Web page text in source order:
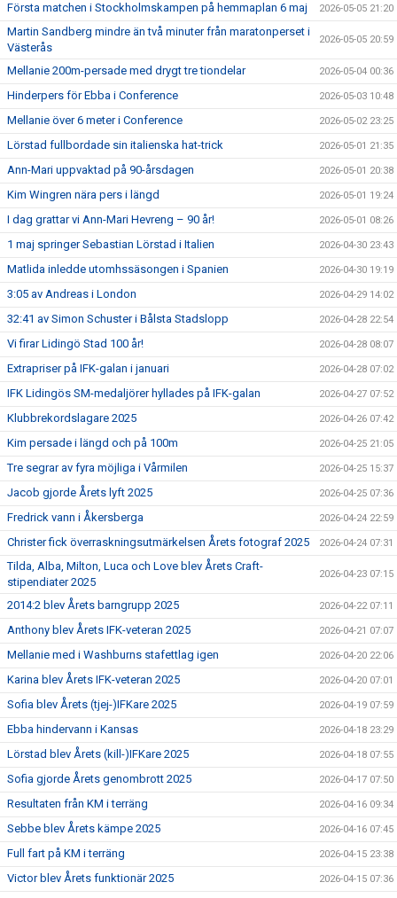
Första matchen i Stockholmskampen på hemmaplan 6 maj 2026-05-05 21:20
Martin Sandberg mindre än två minuter från maratonperset i
Västerås
2026-05-05 20:59
Mellanie 200m-persade med drygt tre tiondelar 2026-05-04 00:36
Hinderpers för Ebba i Conference 2026-05-03 10:48
Mellanie över 6 meter i Conference 2026-05-02 23:25
Lörstad fullbordade sin italienska hat-trick 2026-05-01 21:35
Ann-Mari uppvaktad på 90-årsdagen 2026-05-01 20:38
Kim Wingren nära pers i längd 2026-05-01 19:24
I dag grattar vi Ann-Mari Hevreng – 90 år! 2026-05-01 08:26
1 maj springer Sebastian Lörstad i Italien 2026-04-30 23:43
Matlida inledde utomhssäsongen i Spanien 2026-04-30 19:19
3:05 av Andreas i London 2026-04-29 14:02
32:41 av Simon Schuster i Bålsta Stadslopp 2026-04-28 22:54
Vi firar Lidingö Stad 100 år! 2026-04-28 08:07
Extrapriser på IFK-galan i januari 2026-04-28 07:02
IFK Lidingös SM-medaljörer hyllades på IFK-galan 2026-04-27 07:52
Klubbrekordslagare 2025 2026-04-26 07:42
Kim persade i längd och på 100m 2026-04-25 21:05
Tre segrar av fyra möjliga i Vårmilen 2026-04-25 15:37
Jacob gjorde Årets lyft 2025 2026-04-25 07:36
Fredrick vann i Åkersberga 2026-04-24 22:59
Christer fick överraskningsutmärkelsen Årets fotograf 2025 2026-04-24 07:31
Tilda, Alba, Milton, Luca och Love blev Årets Craft-
stipendiater 2025
2026-04-23 07:15
2014:2 blev Årets barngrupp 2025 2026-04-22 07:11
Anthony blev Årets IFK-veteran 2025 2026-04-21 07:07
Mellanie med i Washburns stafettlag igen 2026-04-20 22:06
Karina blev Årets IFK-veteran 2025 2026-04-20 07:01
Sofia blev Årets (tjej-)IFKare 2025 2026-04-19 07:59
Ebba hindervann i Kansas 2026-04-18 23:29
Lörstad blev Årets (kill-)IFKare 2025 2026-04-18 07:55
Sofia gjorde Årets genombrott 2025 2026-04-17 07:50
Resultaten från KM i terräng 2026-04-16 09:34
Sebbe blev Årets kämpe 2025 2026-04-16 07:45
Full fart på KM i terräng 2026-04-15 23:38
Victor blev Årets funktionär 2025 2026-04-15 07:36